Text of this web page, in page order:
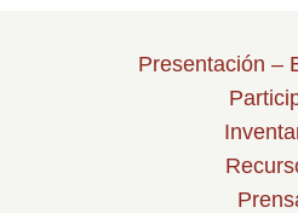
Presentación –